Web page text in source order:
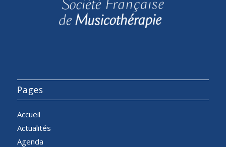
Pages
Accueil
Actualités
Agenda